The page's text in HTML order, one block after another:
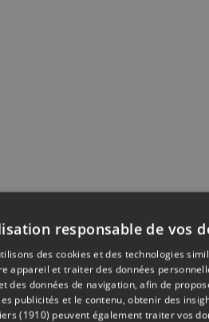
responsable de vos
des cookies et des technologies
appareil et traiter des données
des données de navigation, afin de
publicités et le contenu, obtenir des
(1910) peuvent également traiter vos